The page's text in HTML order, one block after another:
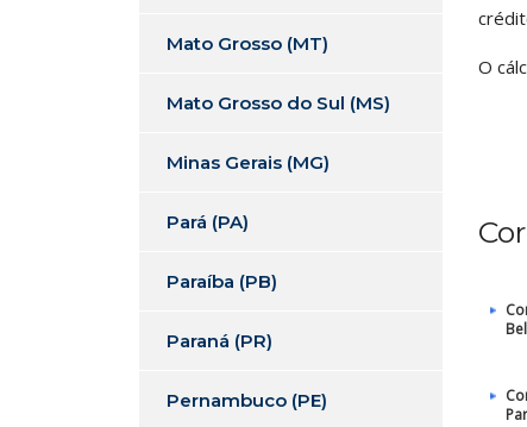
O
Mato Grosso (MT)
Mato Grosso do Sul (MS)
Minas Gerais (MG)
Pará (PA)
Paraíba (PB)
Paraná (PR)
Pernambuco (PE)